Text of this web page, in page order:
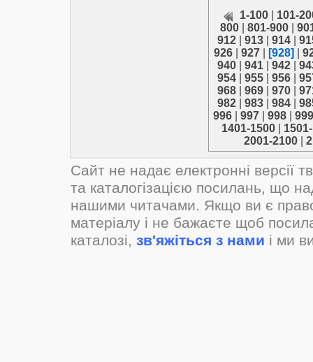
1-100
101-
800
801-900
912
913 914
926
927 [928]
940
941 942
954
955 956
968
969 970
982
983 984
996
997 998
999
1401-1500
2001-2100
Сайт не надає електронні версії
та каталогізацією посилань, що
нашими читачами. Якщо ви є
матеріалу і не бажаєте щоб
каталозі, зв'яжіться з нами і ми